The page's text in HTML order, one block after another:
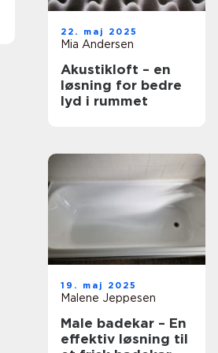
22. maj 2025
Mia Andersen
Akustikloft – en
løsning for bedre
lyd i rummet
19. maj 2025
Malene Jeppesen
Male badekar – En
effektiv løsning til